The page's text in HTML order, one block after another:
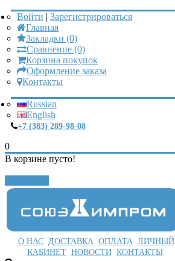
Войти | Зарегистрироваться
Главная
Закладки (0)
Сравнение (0)
Корзина покупок
Оформление заказа
Контакты
Russian
English
+7 (383) 289-98-08
0
В корзине пусто!
О НАС ДОСТАВКА ОПЛАТА ЛИЧНЫЙ
КАБИНЕТ НОВОСТИ КОНТАКТЫ